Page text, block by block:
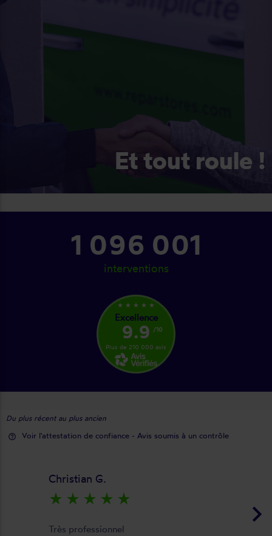
Et tout roule !
1 210 001
interventions
star_rate star_rate star_rate star_rate star_rate
Excellence
9.9 /10
Plus de 210 000 avis
Du plus récent au plus ancien
help_outline Voir l'attestation de confiance - Avis soumis à un contrôle
keyboard_arrow_right
Christian G.
star_rate star_rate star_rate star_rate star_rate
Très professionnel